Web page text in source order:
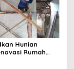
Hunian
Rumah